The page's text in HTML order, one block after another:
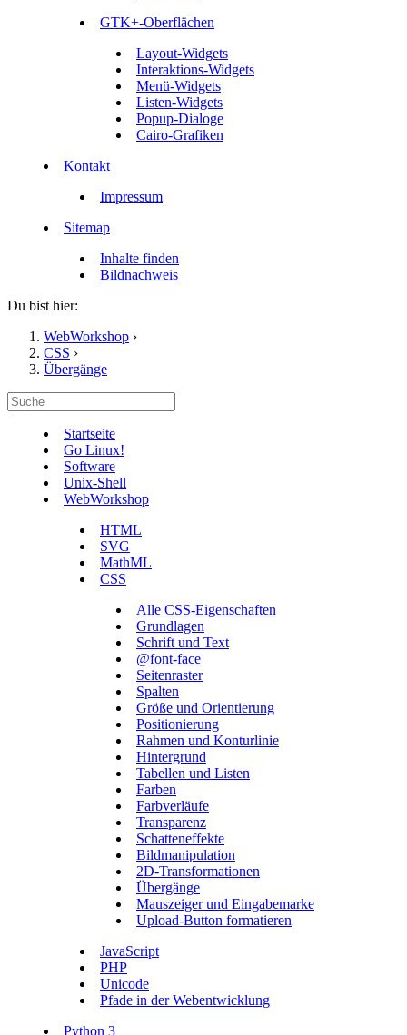
GTK+-Oberflächen
Layout-Widgets
Interaktions-Widgets
Menü-Widgets
Listen-Widgets
Popup-Dialoge
Cairo-Grafiken
Kontakt
Impressum
Sitemap
Inhalte finden
Bildnachweis
Du bist hier:
WebWorkshop ›
CSS ›
Übergänge
Startseite
Go Linux!
Software
Unix-Shell
WebWorkshop
HTML
SVG
MathML
CSS
Alle CSS-Eigenschaften
Grundlagen
Schrift und Text
@font-face
Seitenraster
Spalten
Größe und Orientierung
Positionierung
Rahmen und Konturlinie
Hintergrund
Tabellen und Listen
Farben
Farbverläufe
Transparenz
Schatteneffekte
Bildmanipulation
2D-Transformationen
Übergänge
Mauszeiger und Eingabemarke
Upload-Button formatieren
JavaScript
PHP
Unicode
Pfade in der Webentwicklung
Python 3